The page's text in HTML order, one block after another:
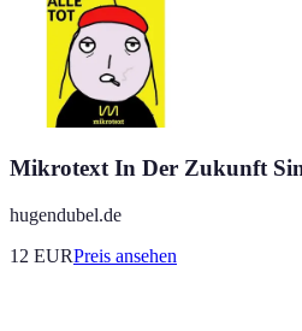
Mikrotext In Der Zukunft
hugendubel.de
12 EURPreis ansehen